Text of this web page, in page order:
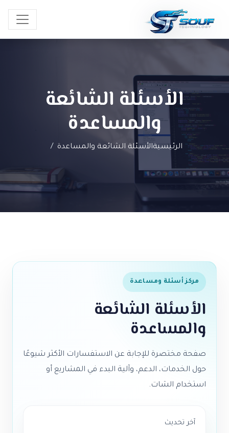
الأسئلة الشائعة
والمساعدة
الرئيسيةالأسئلة الشائعة والمساعدة
مركز أسئلة ومساعدة
الأسئلة الشائعة
والمساعدة
صفحة مختصرة للإجابة عن الاستفسارات الأكثر شيوعًا
حول الخدمات، الدعم، وآلية البدء في المشاريع أو
استخدام الشات.
آخر تحديث